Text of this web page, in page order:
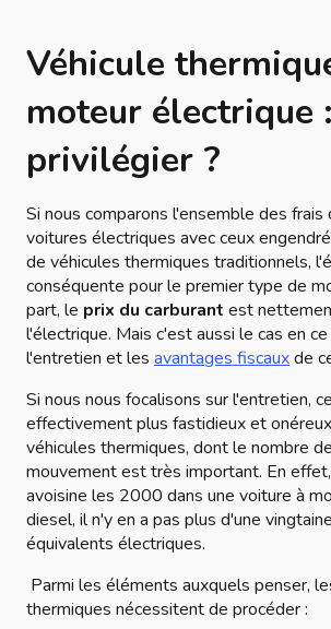
Véhicule
moteur électrique
privilégier ?
Si nous comparons l'ensemble des
voitures électriques avec ceux
de véhicules thermiques traditionnels,
conséquente pour le premier type de
part, le prix du carburant est
l'électrique. Mais c'est aussi le cas en
l'entretien et les avantages fiscauxde
Si nous nous focalisons sur l'entretien,
effectivement plus fastidieux et
véhicules thermiques, dont le nombre
mouvement est très important. En
avoisine les 2000 dans une voiture à
diesel, il n'y en a pas plus d'une
équivalents électriques.
Parmi les éléments auxquels penser,
thermiques nécessitent de procéder :